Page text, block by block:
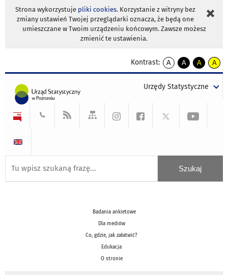
Strona wykorzystuje pliki cookies. Korzystanie z witryny bez
zmiany ustawień Twojej przeglądarki oznacza, że będą one
umieszczane w Twoim urządzeniu końcowym. Zawsze możesz
zmienić te ustawienia.
Kontrast:
A
kontrast
A
kontrast
tekst
czarnym
A
kontrast
tekst
czarnym
A
tekst
żółtym
Urzędy Statystyczne
Badania ankietowe
Dla mediów
Co, gdzie, jak załatwić?
Edukacja
O stronie